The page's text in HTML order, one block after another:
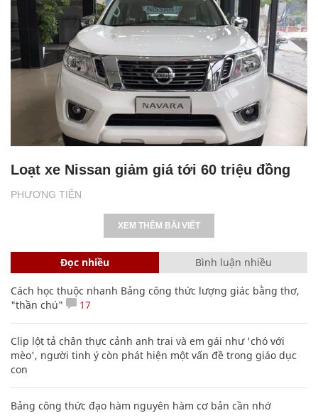
PHƯƠNG TIỆN
Loạt xe Nissan giảm giá tới 60 triệu đồng
XEM THÊM BÀI VIẾT
Đọc nhiều Bình luận nhiều
Cách học thuộc nhanh Bảng công thức lượng giác bằng thơ,
"thần chú"
17
Clip lột tả chân thực cảnh anh trai và em gái như 'chó với
mèo', người tinh ý còn phát hiện một vấn đề trong giáo dục
con
Bảng công thức đạo hàm nguyên hàm cơ bản cần nhớ